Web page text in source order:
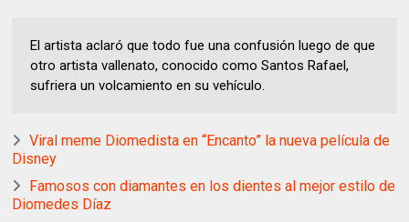
El artista aclaró que todo fue una confusión luego de que
otro artista vallenato, conocido como Santos Rafael,
sufriera un volcamiento en su vehículo.
Viral meme Diomedista en “Encanto” la nueva película de
Disney
Famosos con diamantes en los dientes al mejor estilo de
Diomedes Díaz